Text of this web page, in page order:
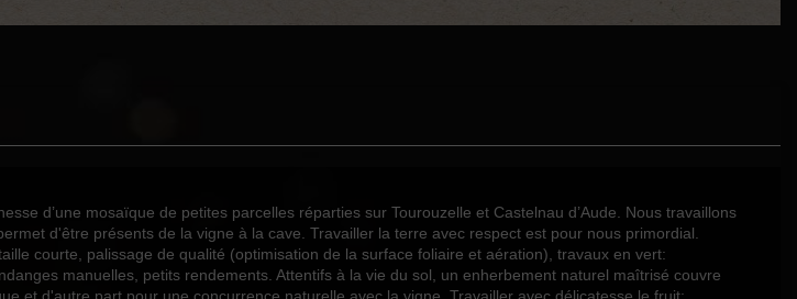
Syrah
Epicé
Rouge
d’une mosaïque de petites parcelles réparties sur Tourouzelle et Castelnau d’Aude. Nous travaillons
d'être présents de la vigne à la cave. Travailler la terre avec respect est pour nous primordial.
courte, palissage de qualité (optimisation de la surface foliaire et aération), travaux en vert:
manuelles, petits rendements. Attentifs à la vie du sol, un enherbement naturel maîtrisé couvre